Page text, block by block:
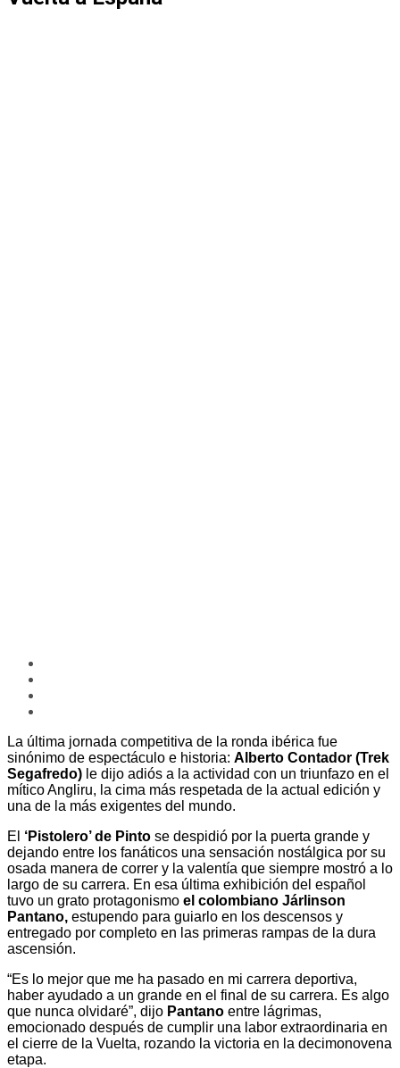
La última jornada competitiva de la ronda ibérica fue
sinónimo de espectáculo e historia: Alberto Contador (Trek
Segafredo) le dijo adiós a la actividad con un triunfazo en el
mítico Angliru, la cima más respetada de la actual edición y
una de la más exigentes del mundo.
El ‘Pistolero’ de Pinto se despidió por la puerta grande y
dejando entre los fanáticos una sensación nostálgica por su
osada manera de correr y la valentía que siempre mostró a lo
largo de su carrera. En esa última exhibición del español
tuvo un grato protagonismo el colombiano Járlinson
Pantano, estupendo para guiarlo en los descensos y
entregado por completo en las primeras rampas de la dura
ascensión.
“Es lo mejor que me ha pasado en mi carrera deportiva,
haber ayudado a un grande en el final de su carrera. Es algo
que nunca olvidaré”, dijo Pantano entre lágrimas,
emocionado después de cumplir una labor extraordinaria en
el cierre de la Vuelta, rozando la victoria en la decimonovena
etapa.